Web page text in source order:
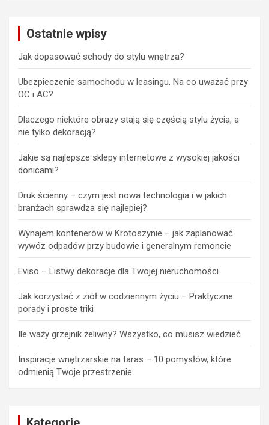
Ostatnie wpisy
Jak dopasować schody do stylu wnętrza?
Ubezpieczenie samochodu w leasingu. Na co uważać przy
OC i AC?
Dlaczego niektóre obrazy stają się częścią stylu życia, a
nie tylko dekoracją?
Jakie są najlepsze sklepy internetowe z wysokiej jakości
donicami?
Druk ścienny – czym jest nowa technologia i w jakich
branżach sprawdza się najlepiej?
Wynajem kontenerów w Krotoszynie – jak zaplanować
wywóz odpadów przy budowie i generalnym remoncie
Eviso – Listwy dekoracje dla Twojej nieruchomości
Jak korzystać z ziół w codziennym życiu – Praktyczne
porady i proste triki
Ile waży grzejnik żeliwny? Wszystko, co musisz wiedzieć
Inspiracje wnętrzarskie na taras – 10 pomysłów, które
odmienią Twoje przestrzenie